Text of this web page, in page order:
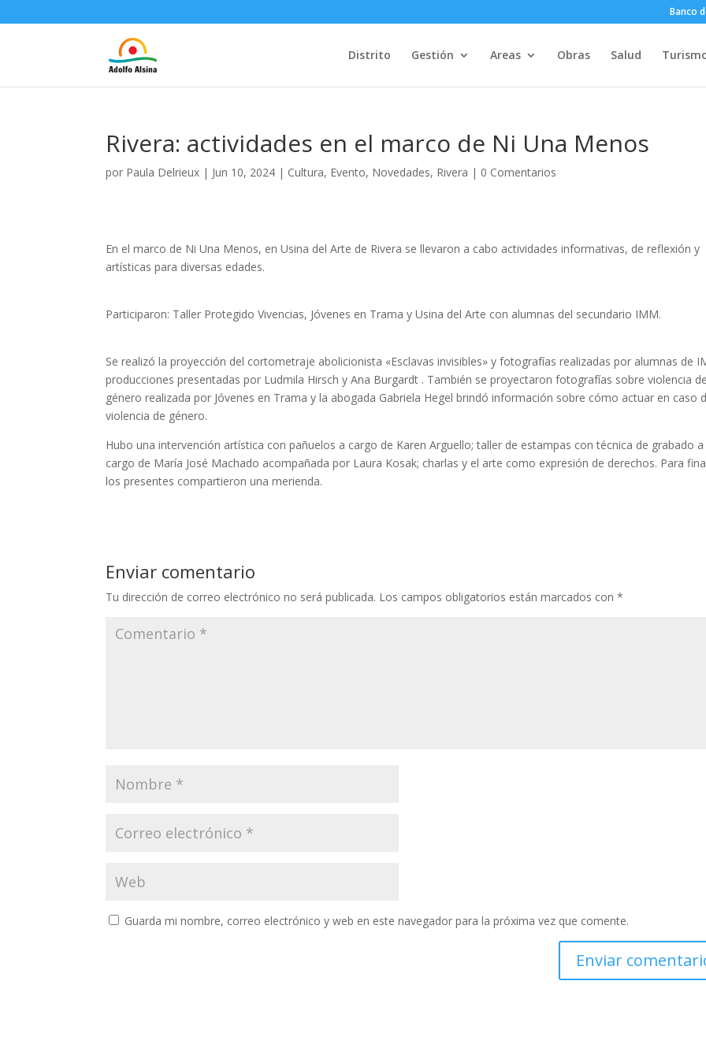
Banco
Distrito Gestión Areas Obras Salud
Rivera: actividades en el marco de Ni Una Menos
por Paula Delrieux | Jun 10, 2024 | Cultura, Evento, Novedades, Rivera | 0 Comentarios
En el marco de Ni Una Menos, en Usina del Arte de Rivera se llevaron a cabo actividades informativas, de reflexión y
artísticas para diversas edades.
Participaron: Taller Protegido Vivencias, Jóvenes en Trama y Usina del Arte con alumnas del secundario IMM.
Se realizó la proyección del cortometraje abolicionista «Esclavas invisibles» y fotografías realizadas por alumnas de
producciones presentadas por Ludmila Hirsch y Ana Burgardt . También se proyectaron fotografías sobre violencia de
género realizada por Jóvenes en Trama y la abogada Gabriela Hegel brindó información sobre cómo actuar en caso
violencia de género.
Hubo una intervención artística con pañuelos a cargo de Karen Arguello; taller de estampas con técnica de grabado a
cargo de María José Machado acompañada por Laura Kosak; charlas y el arte como expresión de derechos. Para
los presentes compartieron una merienda.
Enviar comentario
Tu dirección de correo electrónico no será publicada. Los campos obligatorios están marcados con*
Guarda mi nombre, correo electrónico y web en este navegador para la próxima vez que comente.